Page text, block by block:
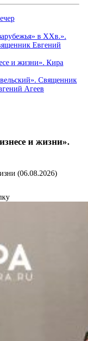
в ХХв.».
Евгений
и жизни». Кира
Священник
Агеев
и жизни».
(06.08.2026)